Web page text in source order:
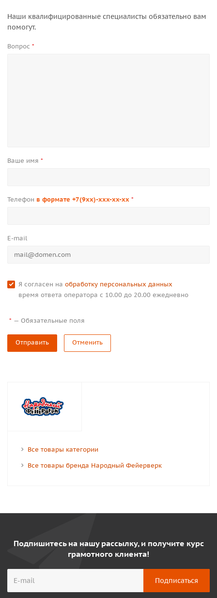
Наши квалифицированные специалисты обязательно вам
помогут.
Вопрос *
Ваше имя *
Телефон в формате +7(9xx)-xxx-xx-xx *
E-mail
Я согласен на обработку персональных данных
время ответа оператора с 10.00 до 20.00 ежедневно
* — Обязательные поля
Отправить Отменить
Все товары категории
Все товары бренда Народный Фейерверк
Подпишитесь на нашу рассылку, и получите курс
грамотного клиента!